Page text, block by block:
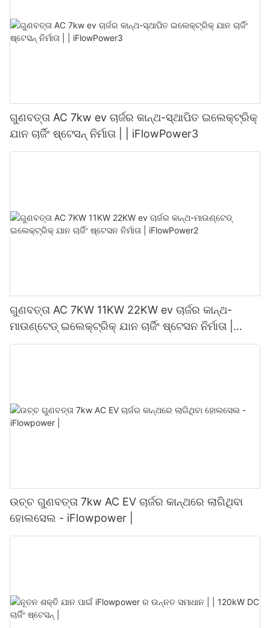
ଗୁଣବତ୍ତା AC 7kw ev ଚାର୍ଜର କାନ୍ଥ-ସ୍ଥାପିତ ଇଲେକ୍ଟ୍ରିକ୍
ଯାନ ଚାର୍ଜିଂ ଷ୍ଟେସନ୍ ନିର୍ମାତା | | iFlowPower3
ଗୁଣବତ୍ତା AC 7KW 11KW 22KW ev ଚାର୍ଜର କାନ୍ଥ-
ମାଉଣ୍ଟେଡ୍ ଇଲେକ୍ଟ୍ରିକ୍ ଯାନ ଚାର୍ଜିଂ ଷ୍ଟେସନ ନିର୍ମାତା |
iFlowPower2
ଉଚ୍ଚ ଗୁଣବତ୍ତା 7kw AC EV ଚାର୍ଜର କାନ୍ଥରେ ଲାଗିଥିବା
ହୋଲସେଲ - iFlowpower |